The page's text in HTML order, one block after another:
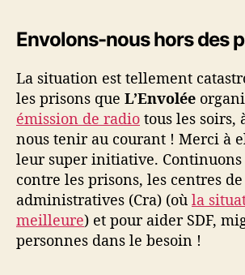
Envolons-nous hors des
La situation est tellement
les prisons que L’Envolée
émission de radio tous les soirs,
nous tenir au courant ! Merci à
leur super initiative.
contre les prisons, les centres
administratives (Cra) (où la
meilleure) et pour aider SDF,
personnes dans le besoin !